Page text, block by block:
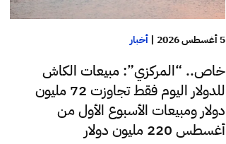
5 أغسطس 2026 |أخبار
خاص.. “المركزي”: مبيعات الكاش
للدولار اليوم فقط تجاوزت 72 مليون
دولار ومبيعات الأسبوع الأول من
أغسطس 220 مليون دولار